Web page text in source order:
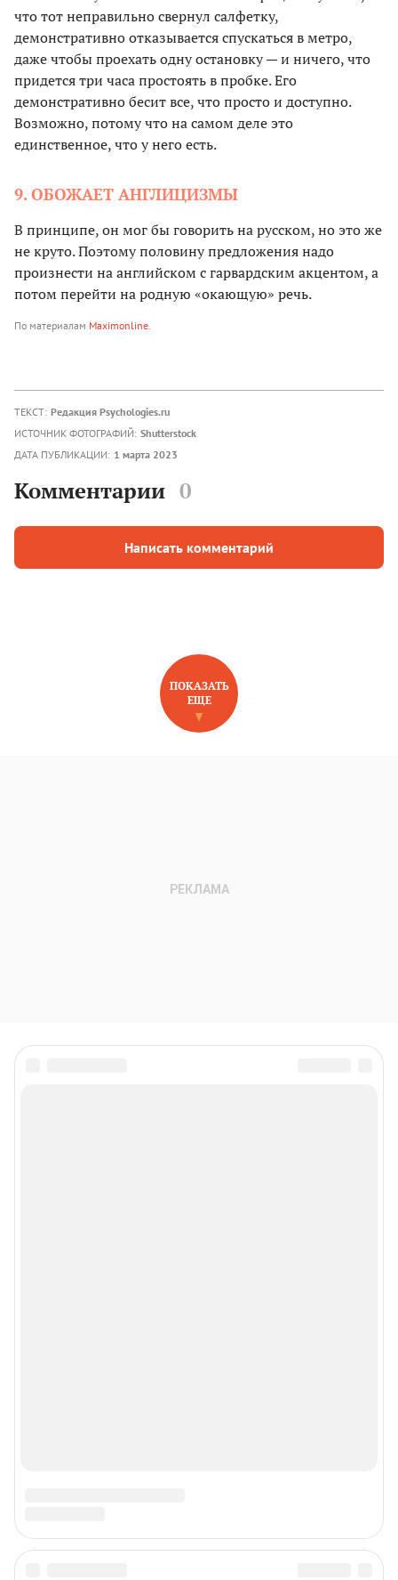
что тот неправильно свернул салфетку,
демонстративно отказывается спускаться в метро,
даже чтобы проехать одну остановку — и ничего, что
придется три часа простоять в пробке. Его
демонстративно бесит все, что просто и доступно.
Возможно, потому что на самом деле это
единственное, что у него есть.
9. ОБОЖАЕТ АНГЛИЦИЗМЫ
В принципе, он мог бы говорить на русском, но это же
не круто. Поэтому половину предложения надо
произнести на английском с гарвардским акцентом, а
потом перейти на родную «окающую» речь.
По материалам Maximonline
ТЕКСТ: Редакция Psychologies.ru
ИСТОЧНИК ФОТОГРАФИЙ: Shutterstock
ДАТА ПУБЛИКАЦИИ: 1 марта 2023
Комментарии 0
Написать комментарий
НОВОЕ НА САЙТЕ
ПОКАЗАТЬ
ЕЩЕ